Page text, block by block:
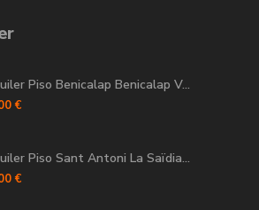
Piso Benicalap Benicalap V...
€
Piso Sant Antoni La Saïdia...
€